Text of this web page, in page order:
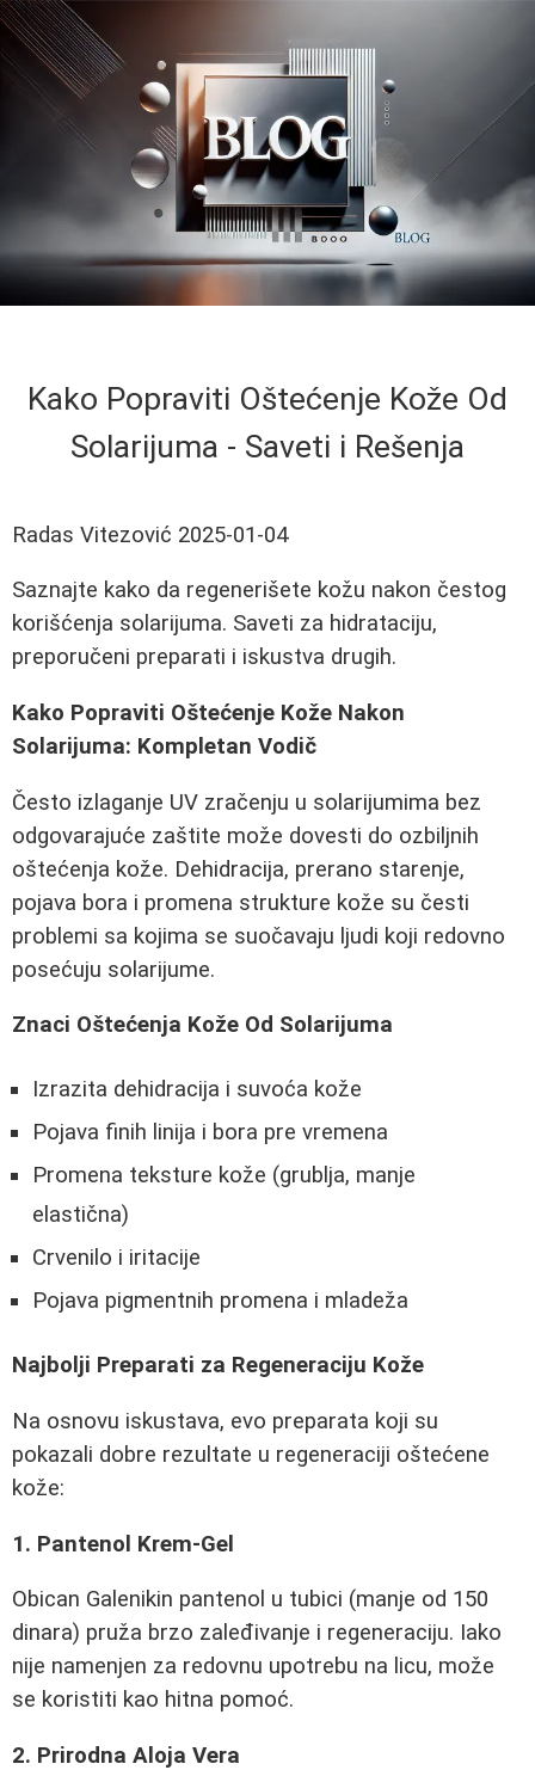
Kako Popraviti Oštećenje Kože Od
Solarijuma - Saveti i Rešenja
Radas Vitezović 2025-01-04
Saznajte kako da regenerišete kožu nakon čestog
korišćenja solarijuma. Saveti za hidrataciju,
preporučeni preparati i iskustva drugih.
Kako Popraviti Oštećenje Kože Nakon
Solarijuma: Kompletan Vodič
Često izlaganje UV zračenju u solarijumima bez
odgovarajuće zaštite može dovesti do ozbiljnih
oštećenja kože. Dehidracija, prerano starenje,
pojava bora i promena strukture kože su česti
problemi sa kojima se suočavaju ljudi koji redovno
posećuju solarijume.
Znaci Oštećenja Kože Od Solarijuma
Izrazita dehidracija i suvoća kože
Pojava finih linija i bora pre vremena
Promena teksture kože (grublja, manje
elastična)
Crvenilo i iritacije
Pojava pigmentnih promena i mladeža
Najbolji Preparati za Regeneraciju Kože
Na osnovu iskustava, evo preparata koji su
pokazali dobre rezultate u regeneraciji oštećene
kože:
1. Pantenol Krem-Gel
Obican Galenikin pantenol u tubici (manje od 150
dinara) pruža brzo zaleđivanje i regeneraciju. Iako
nije namenjen za redovnu upotrebu na licu, može
se koristiti kao hitna pomoć.
2. Prirodna Aloja Vera